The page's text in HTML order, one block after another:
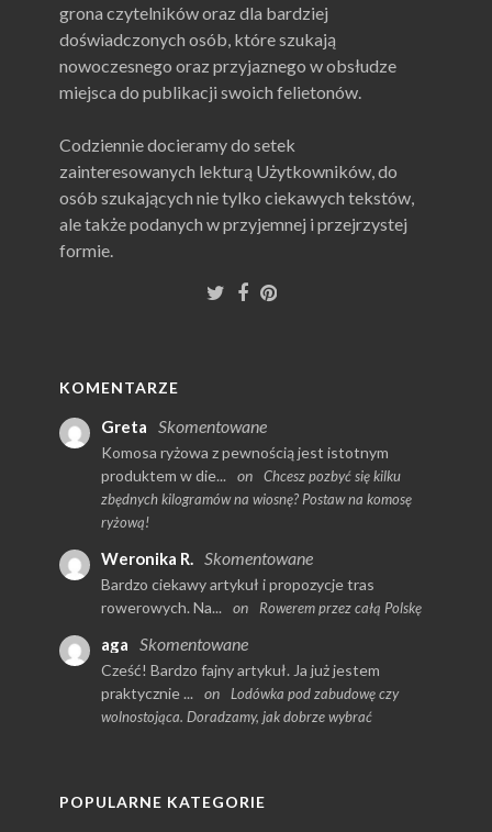
grona czytelników oraz dla bardziej
doświadczonych osób, które szukają
nowoczesnego oraz przyjaznego w obsłudze
miejsca do publikacji swoich felietonów.
Codziennie docieramy do setek
zainteresowanych lekturą Użytkowników, do
osób szukających nie tylko ciekawych tekstów,
ale także podanych w przyjemnej i przejrzystej
formie.
KOMENTARZE
Greta Skomentowane
Komosa ryżowa z pewnością jest istotnym
produktem w die...
on
Chcesz pozbyć się kilku
zbędnych kilogramów na wiosnę? Postaw na komosę
ryżową!
Weronika R. Skomentowane
Bardzo ciekawy artykuł i propozycje tras
rowerowych. Na...
on Rowerem przez całą Polskę
aga Skomentowane
Cześć! Bardzo fajny artykuł. Ja już jestem
praktycznie ...
on
Lodówka pod zabudowę czy
wolnostojąca. Doradzamy, jak dobrze wybrać
POPULARNE KATEGORIE